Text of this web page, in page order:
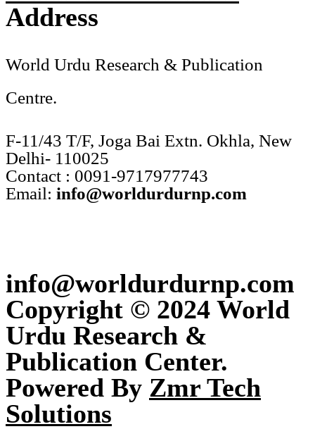
Address
World Urdu Research & Publication
Centre.
F-11/43 T/F, Joga Bai Extn. Okhla, New
Delhi- 110025
Contact : 0091-9717977743
Email: info@worldurdurnp.com
info@worldurdurnp.com
Copyright © 2024 World
Urdu Research &
Publication Center.
Powered By Zmr Tech
Solutions